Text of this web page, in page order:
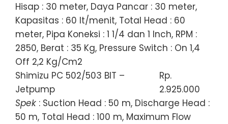
Hisap : 30 meter, Daya Pancar : 30 meter,
Kapasitas : 60 lt/menit, Total Head : 60
meter, Pipa Koneksi : 1 1/4 dan 1 Inch, RPM :
2850, Berat : 35 Kg, Pressure Switch : On 1,4
Off 2,2 Kg/Cm2
Shimizu PC 502/503 BIT –
Jetpump
Rp.
2.925.000
Spek : Suction Head : 50 m, Discharge Head :
50 m, Total Head : 100 m, Maximum Flow